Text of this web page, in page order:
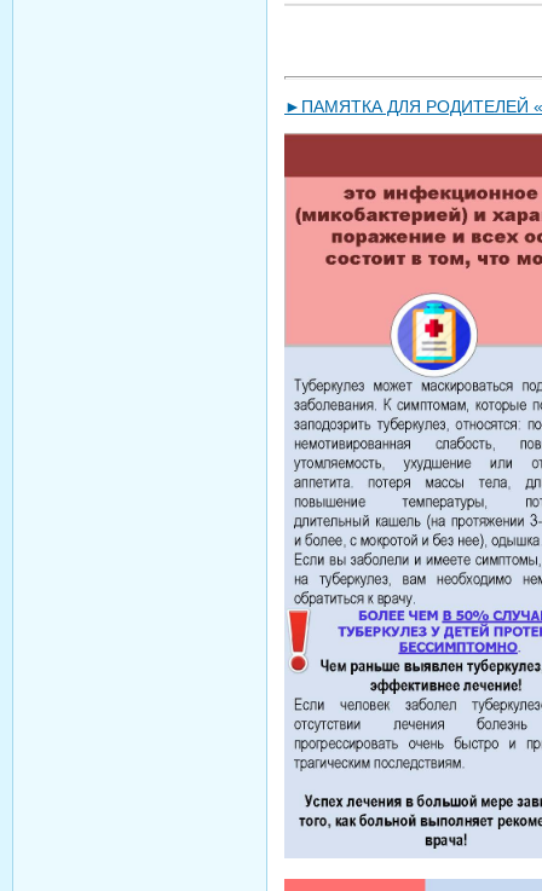
►ПАМЯТКА ДЛЯ РОДИТЕЛЕЙ